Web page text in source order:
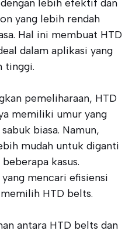
lebih efektif dan
yang lebih rendah
Hal ini membuat HTD
dalam aplikasi yang
tinggi.
pemeliharaan, HTD
memiliki umur yang
biasa. Namun,
mudah untuk diganti
kasus.
mencari efisiensi
HTD belts.
antara HTD belts dan